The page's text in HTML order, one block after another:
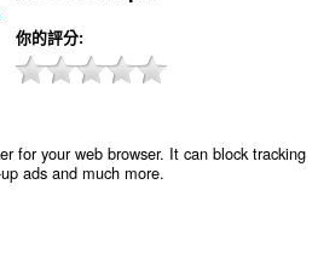
你的評分
for your web browser. It can block tracking
ads and much more.